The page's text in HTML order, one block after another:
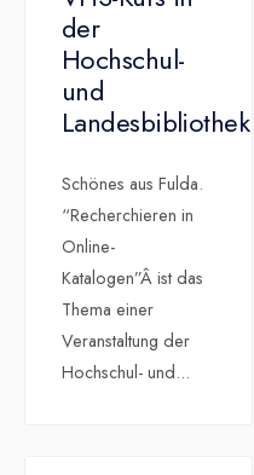
der
Hochschul-
und
Landesbibliothek
Schönes aus Fulda.
“Recherchieren in
Online-
Katalogen”Â ist das
Thema einer
Veranstaltung der
Hochschul- und...